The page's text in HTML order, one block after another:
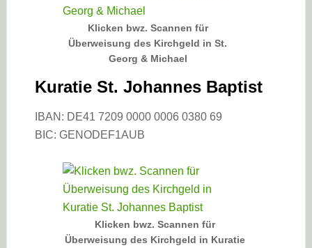
Klicken bwz. Scannen für
Überweisung des Kirchgeld in St.
Georg & Michael
Kuratie St. Johannes Baptist
IBAN: DE41 7209 0000 0006 0380 69
BIC: GENODEF1AUB
Klicken bwz. Scannen für
Überweisung des Kirchgeld in Kuratie